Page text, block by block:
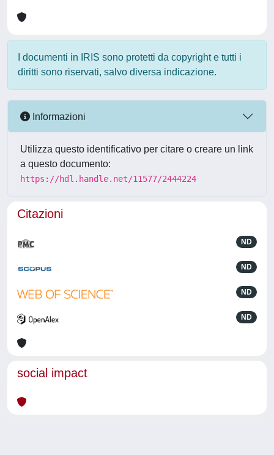
I documenti in IRIS sono protetti da copyright e tutti i
diritti sono riservati, salvo diversa indicazione.
Informazioni
Utilizza questo identificativo per citare o creare un link
a questo documento:
https://hdl.handle.net/11577/2444224
Citazioni
ND
ND
ND
ND
social impact